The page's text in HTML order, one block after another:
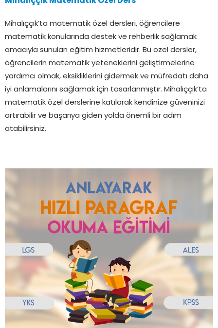
Mihalıççık’ta matematik özel dersleri, öğrencilere
matematik konularında destek ve rehberlik sağlamak
amacıyla sunulan eğitim hizmetleridir. Bu özel dersler,
öğrencilerin matematik yeteneklerini geliştirmelerine
yardımcı olmak, eksikliklerini gidermek ve müfredatı daha
iyi anlamalarını sağlamak için tasarlanmıştır. Mihalıççık’ta
matematik özel derslerine katılarak kendinize güveninizi
artırabilir ve başarıya giden yolda önemli bir adım
atabilirsiniz.